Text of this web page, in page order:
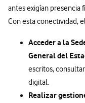
antes exigían presencia
Con esta conectividad,
Acceder a la
General del
escritos,
digital.
Realizar